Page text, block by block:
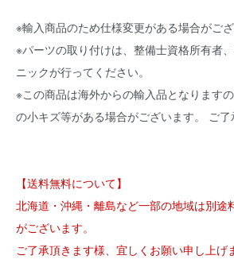
※輸入商品のため仕様変更がある場合がござ
※パーツの取り付けは、整備士資格所有者
ニックが行ってください。
※この商品は海外からの輸入品となります
の小キズ等がある場合がございます。 ご了
【送料無料について】
北海道・沖縄・離島など一部の地域は別途
がございます。
ご了承頂きます様、宜しくお願い申し上げ